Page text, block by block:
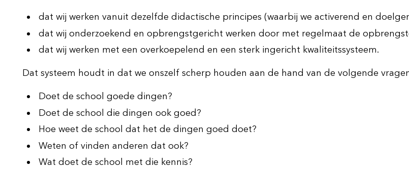
dat wij werken vanuit dezelfde didactische principes (waarbij we activerend en
dat wij onderzoekend en opbrengstgericht werken door met regelmaat de
dat wij werken met een overkoepelend en een sterk ingericht kwaliteitssysteem.
Dat systeem houdt in dat we onszelf scherp houden aan de hand van de volgende
Doet de school goede dingen?
Doet de school die dingen ook goed?
Hoe weet de school dat het de dingen goed doet?
Weten of vinden anderen dat ook?
Wat doet de school met die kennis?